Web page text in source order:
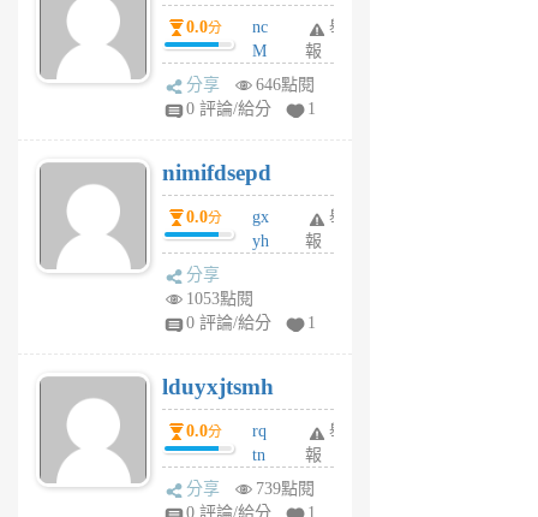
0.0分
nc
M
U
F
U
5
個
月
舉
報
分享
646點閱
0 評論/給分
1
nimifdsepd
0.0分
gx
yh
jl
月
前
舉
報
分享
1053點閱
0 評論/給分
1
lduyxjtsmh
0.0分
rq
tn
jt
gl
舉
報
分享
739點閱
0 評論/給分
1